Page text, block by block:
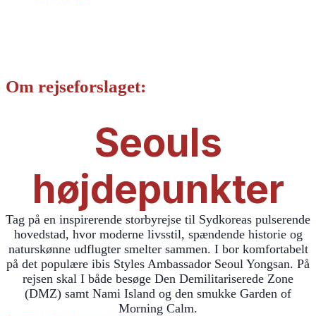
Om rejseforslaget:
Seouls
højdepunkter
Tag på en inspirerende storbyrejse til Sydkoreas pulserende
hovedstad, hvor moderne livsstil, spændende historie og
naturskønne udflugter smelter sammen. I bor komfortabelt
på det populære ibis Styles Ambassador Seoul Yongsan. På
rejsen skal I både besøge Den Demilitariserede Zone
(DMZ) samt Nami Island og den smukke Garden of
Morning Calm.